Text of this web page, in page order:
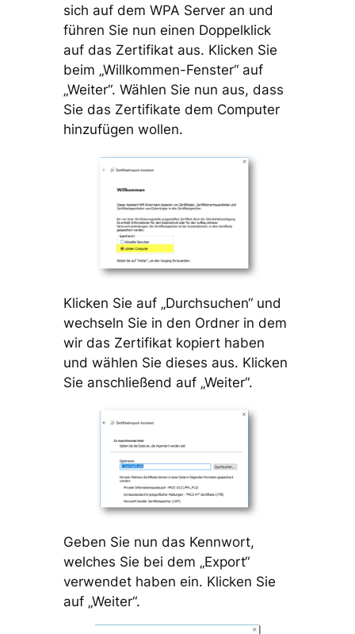
sich auf dem WPA Server an und
führen Sie nun einen Doppelklick
auf das Zertifikat aus. Klicken Sie
beim „Willkommen-Fenster“ auf
„Weiter“. Wählen Sie nun aus, dass
Sie das Zertifikate dem Computer
hinzufügen wollen.
Klicken Sie auf „Durchsuchen“ und
wechseln Sie in den Ordner in dem
wir das Zertifikat kopiert haben
und wählen Sie dieses aus. Klicken
Sie anschließend auf „Weiter“.
Geben Sie nun das Kennwort,
welches Sie bei dem „Export“
verwendet haben ein. Klicken Sie
auf „Weiter“.